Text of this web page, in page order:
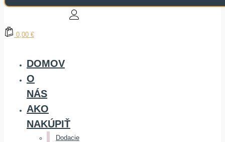
0,00 €
DOMOV
O
NÁS
AKO
NAKÚPIŤ
Dodacie